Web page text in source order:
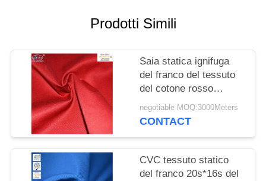
Prodotti Simili
Saia statica ignifuga
del franco del tessuto
del cotone rosso
300gsm anti
negotiable MOQ:3000Meters
CONTACT
CVC tessuto statico
del franco 20s*16s del